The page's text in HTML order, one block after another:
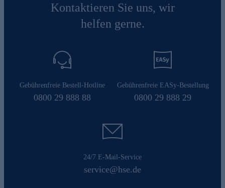
Kontaktieren Sie uns, wir
helfen gerne.
Gebührenfreie Bestell-Hotline
0800 29 888 88
Gebührenfreie EASy-Bestellung
0800 29 888 29
24/7 E-Mail-Service
service@hse.de